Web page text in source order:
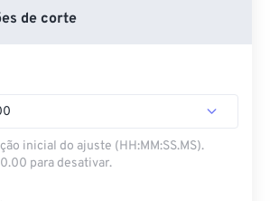
de corte
inicial do ajuste (HH:MM:SS.MS).
para desativar.